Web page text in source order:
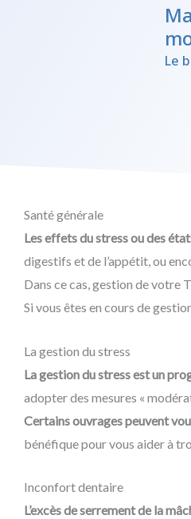
Le
Santé générale​
Les effets du stress ou des
digestifs et de l’appétit, ou
Dans ce cas, gestion de votre
Si vous êtes en cours de
La gestion du stress​
La gestion du stress est un
adopter des mesures «
Certains ouvrages peuvent
bénéfique pour vous aider à
Inconfort dentaire​
L’excès de serrement de la